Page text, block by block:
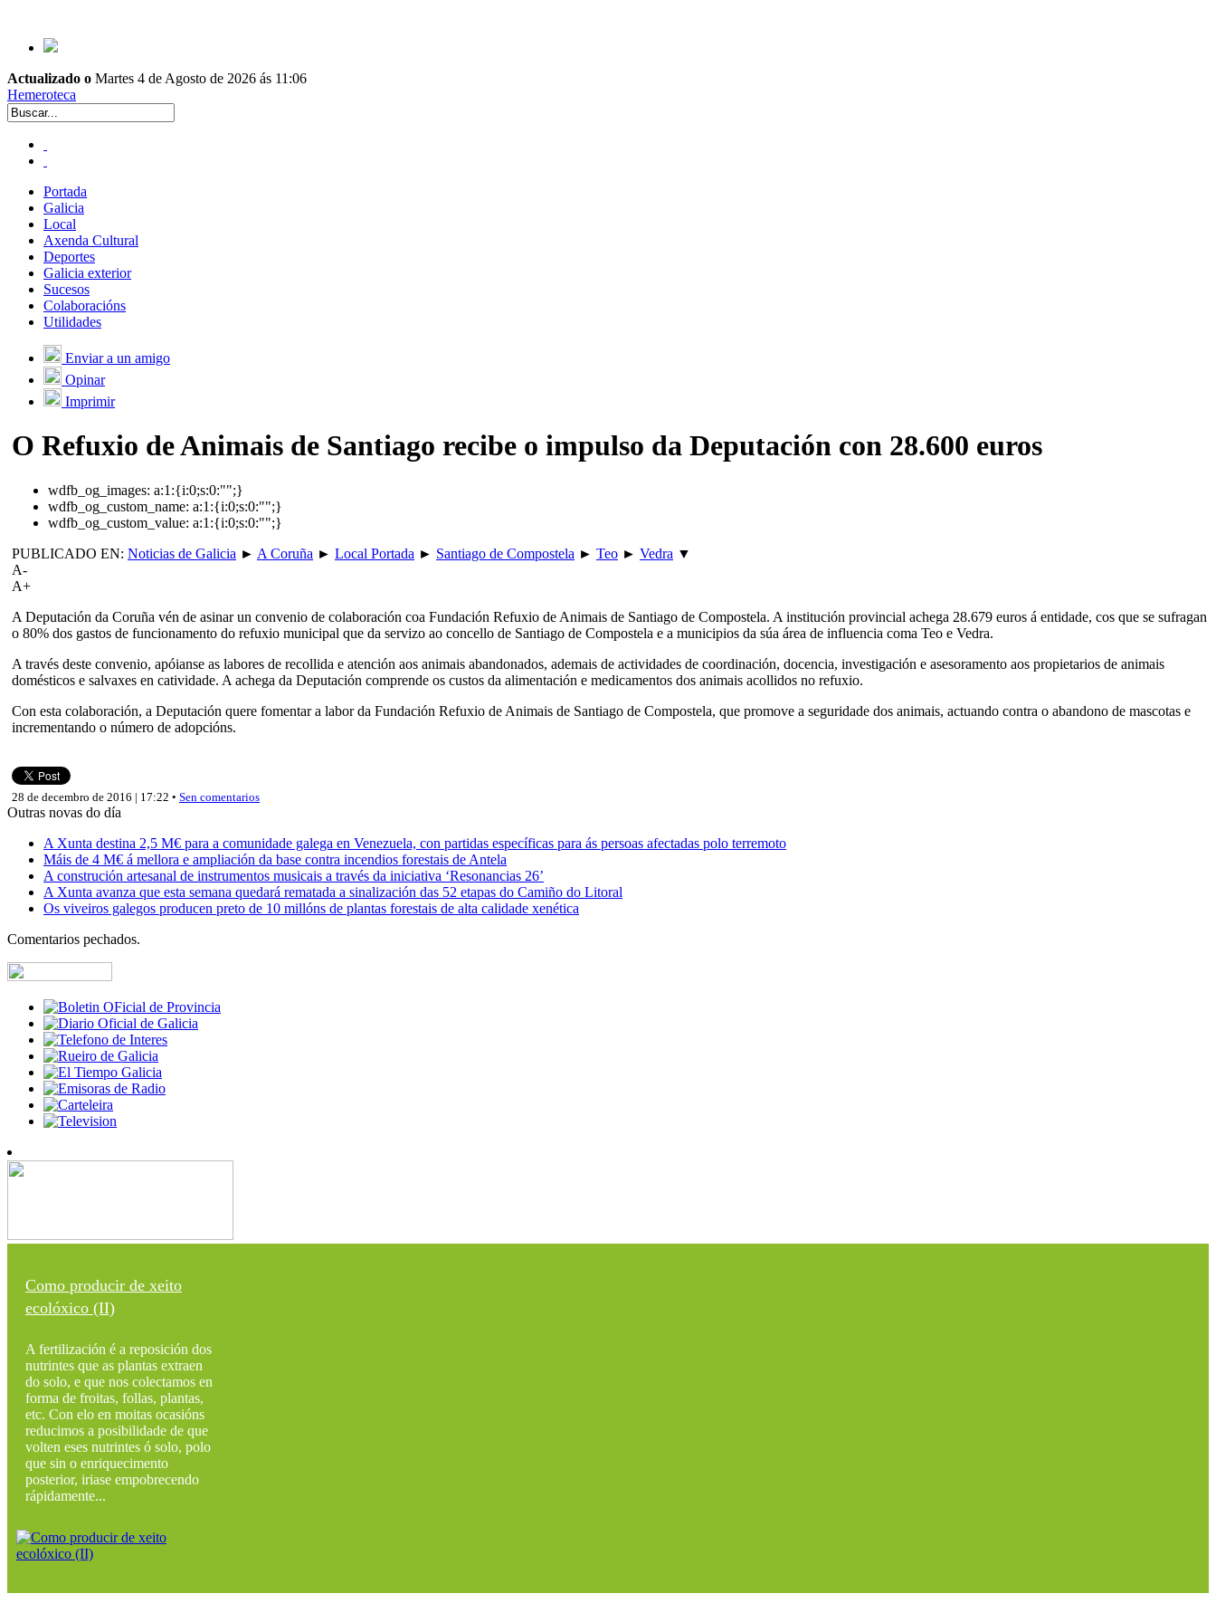
Actualizado o Martes 4 de Agosto de 2026 ás 11:06
Hemeroteca
Portada
Galicia
Local
Axenda Cultural
Deportes
Galicia exterior
Sucesos
Colaboracións
Utilidades
Enviar a un amigo
Opinar
Imprimir
O Refuxio de Animais de Santiago recibe o impulso da Deputación con 28.600 euros
wdfb_og_images: a:1:{i:0;s:0:"";}
wdfb_og_custom_name: a:1:{i:0;s:0:"";}
wdfb_og_custom_value: a:1:{i:0;s:0:"";}
PUBLICADO EN: Noticias de Galicia ► A Coruña ► Local Portada ► Santiago de Compostela ► Teo ► Vedra ▼
A-
A+
A Deputación da Coruña vén de asinar un convenio de colaboración coa Fundación Refuxio de Animais de Santiago de Compostela. A institución provincial achega 28.679 euros á entidade, cos que se sufragan
o 80% dos gastos de funcionamento do refuxio municipal que da servizo ao concello de Santiago de Compostela e a municipios da súa área de influencia coma Teo e Vedra.
A través deste convenio, apóianse as labores de recollida e atención aos animais abandonados, ademais de actividades de coordinación, docencia, investigación e asesoramento aos propietarios de animais
domésticos e salvaxes en catividade. A achega da Deputación comprende os custos da alimentación e medicamentos dos animais acollidos no refuxio.
Con esta colaboración, a Deputación quere fomentar a labor da Fundación Refuxio de Animais de Santiago de Compostela, que promove a seguridade dos animais, actuando contra o abandono de mascotas e
incrementando o número de adopcións.
28 de decembro de 2016 | 17:22 • Sen comentarios
Outras novas do día
A Xunta destina 2,5 M€ para a comunidade galega en Venezuela, con partidas específicas para ás persoas afectadas polo terremoto
Máis de 4 M€ á mellora e ampliación da base contra incendios forestais de Antela
A construción artesanal de instrumentos musicais a través da iniciativa ‘Resonancias 26’
A Xunta avanza que esta semana quedará rematada a sinalización das 52 etapas do Camiño do Litoral
Os viveiros galegos producen preto de 10 millóns de plantas forestais de alta calidade xenética
Comentarios pechados.
Como producir de xeito
ecolóxico (II)
A fertilización é a reposición dos
nutrintes que as plantas extraen
do solo, e que nos colectamos en
forma de froitas, follas, plantas,
etc. Con elo en moitas ocasións
reducimos a posibilidade de que
volten eses nutrintes ó solo, polo
que sin o enriquecimento
posterior, iriase empobrecendo
rápidamente...